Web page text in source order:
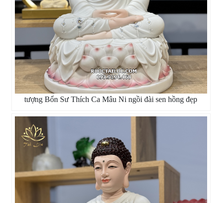
tượng Bổn Sư Thích Ca Mâu Ni ngồi đài sen hồng đẹp